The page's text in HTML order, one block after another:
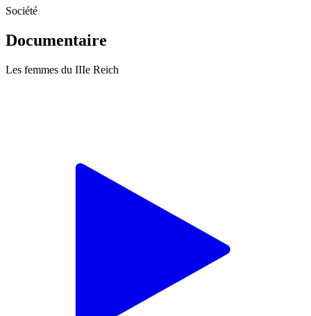
Société
Documentaire
Les femmes du IIIe Reich